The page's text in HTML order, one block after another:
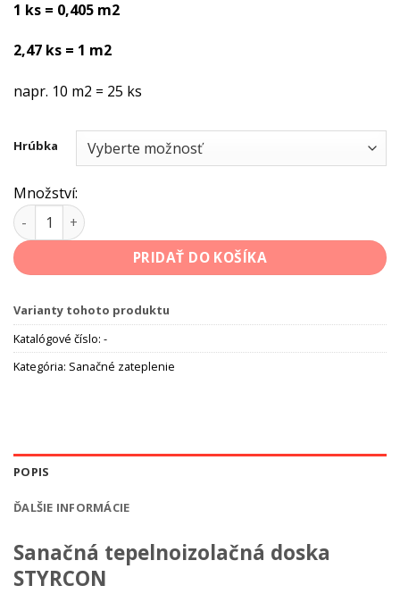
1 ks = 0,405 m2
2,47 ks = 1 m2
napr. 10 m2 = 25 ks
Hrúbka
Množství:
množstvo Sanačná tepelnoizolačná doska STYRCON pre
PRIDAŤ DO KOŠÍKA
Varianty tohoto produktu
Katalógové číslo: -
Kategória: Sanačné zateplenie
POPIS
ĎALŠIE INFORMÁCIE
Sanačná tepelnoizolačná doska
STYRCON